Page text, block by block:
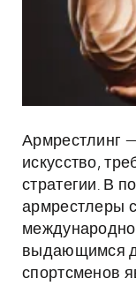
Армрестлинг
искусство,
стратегии. В
армрестлеры
выдающимся
спортсменов